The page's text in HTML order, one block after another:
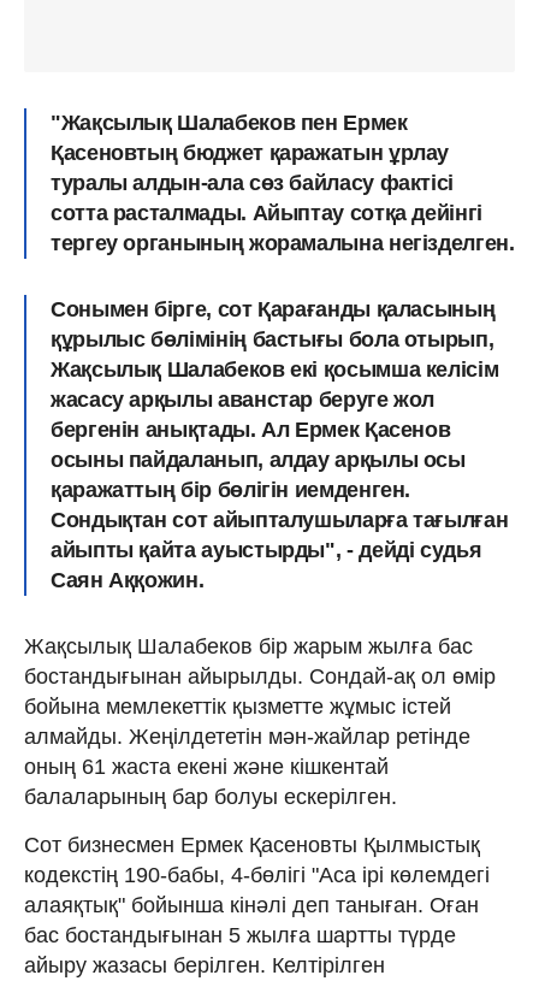
"Жақсылық Шалабеков пен Ермек
Қасеновтың бюджет қаражатын ұрлау
туралы алдын-ала сөз байласу фактісі
сотта расталмады. Айыптау сотқа дейінгі
тергеу органының жорамалына негізделген.
Сонымен бірге, сот Қарағанды ​​қаласының
құрылыс бөлімінің бастығы бола отырып,
Жақсылық Шалабеков екі қосымша келісім
жасасу арқылы аванстар беруге жол
бергенін анықтады. Ал Ермек Қасенов
осыны пайдаланып, алдау арқылы осы
қаражаттың бір бөлігін иемденген.
Сондықтан сот айыпталушыларға тағылған
айыпты қайта ауыстырды", - дейді судья
Саян Аққожин.
Жақсылық Шалабеков бір жарым жылға бас
бостандығынан айырылды. Сондай-ақ ол өмір
бойына мемлекеттік қызметте жұмыс істей
алмайды. Жеңілдететін мән-жайлар ретінде
оның 61 жаста екені және кішкентай
балаларының бар болуы ескерілген.
Сот бизнесмен Ермек Қасеновты Қылмыстық
кодекстің 190-бабы, 4-бөлігі "Аса ірі көлемдегі
алаяқтық" бойынша кінәлі деп таныған. Оған
бас бостандығынан 5 жылға шартты түрде
айыру жазасы берілген. Келтірілген